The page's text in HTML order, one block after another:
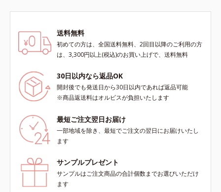
ができ、スキンケアの延長で使いや
後、適量（パール1～2粒大程度）を
とり、顔全体に少量ずつムラなくの
送料無料
初めての方は、全国送料無料、2回目以降のご利用の方
は、3,300円以上(税込)のお買い上げで、送料無料
30日以内なら返品OK
開封後でも発送日から30日以内であれば返品可能
※商品返送料はオルビスが負担いたします
最短ご注文翌日お届け
一部地域を除き、最短でご注文の翌日にお届けいたし
ます
サンプルプレゼント
サンプルはご注文商品の合計個数までお選びいただけ
ます